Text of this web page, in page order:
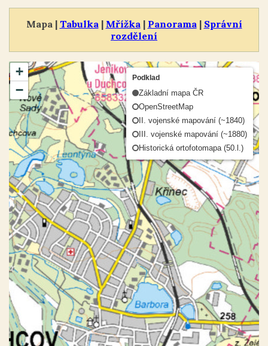
Mapa | Tabulka | Mřížka | Panorama | Správní
rozdělení
+
−
Podklad
Základní mapa ČR
OpenStreetMap
II. vojenské mapování (~1840)
III. vojenské mapování (~1880)
Historická ortofotomapa (50.l.)